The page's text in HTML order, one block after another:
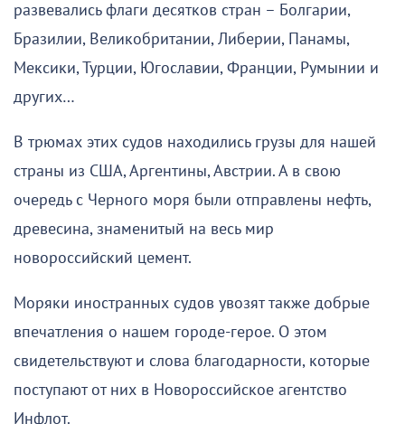
развевались флаги десятков стран – Болгарии,
Бразилии, Великобритании, Либерии, Панамы,
Мексики, Турции, Югославии, Франции, Румынии и
других…
В трюмах этих судов находились грузы для нашей
страны из США, Аргентины, Австрии. А в свою
очередь с Черного моря были отправлены нефть,
древесина, знаменитый на весь мир
новороссийский цемент.
Моряки иностранных судов увозят также добрые
впечатления о нашем городе-герое. О этом
свидетельствуют и слова благодарности, которые
поступают от них в Новороссийское агентство
Инфлот.